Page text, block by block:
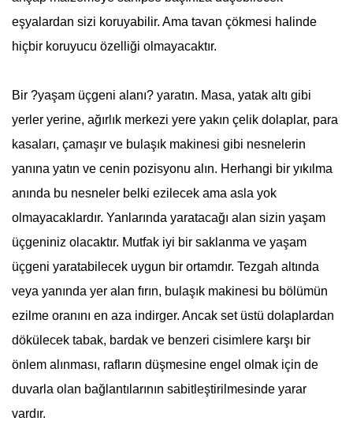
eşyalardan sizi koruyabilir. Ama tavan çökmesi halinde
hiçbir koruyucu özelliği olmayacaktır.
Bir ?yaşam üçgeni alanı? yaratın. Masa, yatak altı gibi
yerler yerine, ağırlık merkezi yere yakın çelik dolaplar, para
kasaları, çamaşır ve bulaşık makinesi gibi nesnelerin
yanına yatın ve cenin pozisyonu alın. Herhangi bir yıkılma
anında bu nesneler belki ezilecek ama asla yok
olmayacaklardır. Yanlarında yaratacağı alan sizin yaşam
üçgeniniz olacaktır. Mutfak iyi bir saklanma ve yaşam
üçgeni yaratabilecek uygun bir ortamdır. Tezgah altında
veya yanında yer alan fırın, bulaşık makinesi bu bölümün
ezilme oranını en aza indirger. Ancak set üstü dolaplardan
dökülecek tabak, bardak ve benzeri cisimlere karşı bir
önlem alınması, rafların düşmesine engel olmak için de
duvarla olan bağlantılarının sabitleştirilmesinde yarar
vardır.